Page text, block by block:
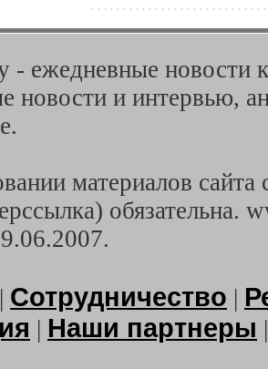
- ежедневные новости
новости и интервью,
материалов
обязательна.
| Сотрудничество |
| Наши партнеры